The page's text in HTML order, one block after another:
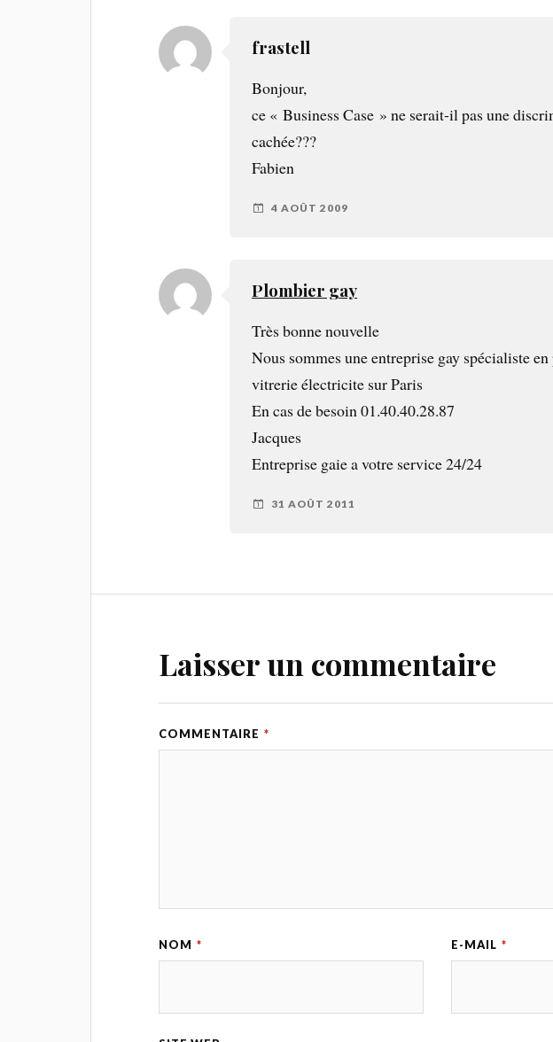
frastell
Bonjour,
ce « Business Case » ne serait-il pas une
cachée???
Fabien
4 AOÛT 2009
Plombier gay
Très bonne nouvelle
Nous sommes une entreprise gay spécialiste
vitrerie électricite sur Paris
En cas de besoin 01.40.40.28.87
Jacques
Entreprise gaie a votre service 24/24
31 AOÛT 2011
Laisser un commentaire
COMMENTAIRE *
NOM * E-MAIL *